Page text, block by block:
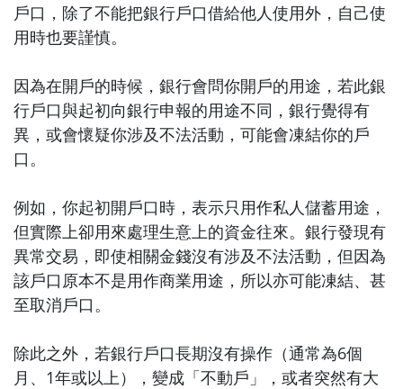
戶口，除了不能把銀行戶口借給他人使用外，自己使
用時也要謹慎。
因為在開戶的時候，銀行會問你開戶的用途，若此銀
行戶口與起初向銀行申報的用途不同，銀行覺得有
異，或會懷疑你涉及不法活動，可能會凍結你的戶
口。
例如，你起初開戶口時，表示只用作私人儲蓄用途，
但實際上卻用來處理生意上的資金往來。銀行發現有
異常交易，即使相關金錢沒有涉及不法活動，但因為
該戶口原本不是用作商業用途，所以亦可能凍結、甚
至取消戶口。
除此之外，若銀行戶口長期沒有操作（通常為6個
月、1年或以上），變成「不動戶」，或者突然有大